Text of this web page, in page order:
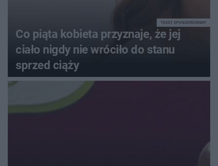
Co piąta kobieta przyznaje, że jej
ciało nigdy nie wróciło do stanu
sprzed ciąży
TEKST SPONSOROWANY